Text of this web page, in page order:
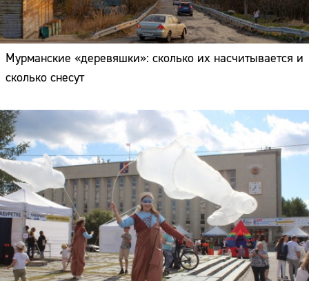
Мурманские «деревяшки»: сколько их насчитывается и
сколько снесут